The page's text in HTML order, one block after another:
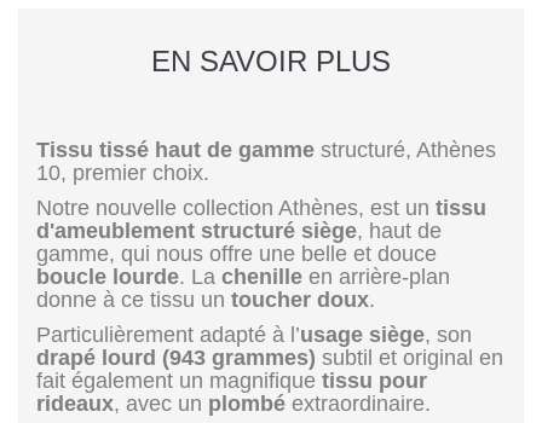
EN SAVOIR PLUS
Tissu tissé haut de gamme structuré, Athènes
10, premier choix.
Notre nouvelle collection Athènes, est un tissu
d'ameublement structuré siège, haut de
gamme, qui nous offre une belle et douce
boucle lourde. La chenille en arrière-plan
donne à ce tissu un toucher doux.
Particulièrement adapté à l’usage siège, son
drapé lourd (943 grammes) subtil et original en
fait également un magnifique tissu pour
rideaux, avec un plombé extraordinaire.